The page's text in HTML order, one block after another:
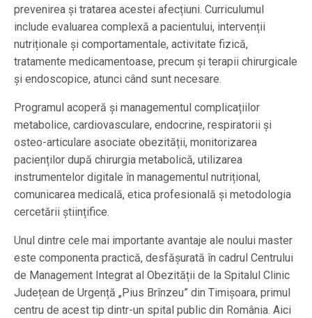
prevenirea și tratarea acestei afecțiuni. Curriculumul
include evaluarea complexă a pacientului, intervenții
nutriționale și comportamentale, activitate fizică,
tratamente medicamentoase, precum și terapii chirurgicale
și endoscopice, atunci când sunt necesare.
Programul acoperă și managementul complicațiilor
metabolice, cardiovasculare, endocrine, respiratorii și
osteo-articulare asociate obezității, monitorizarea
pacienților după chirurgia metabolică, utilizarea
instrumentelor digitale în managementul nutrițional,
comunicarea medicală, etica profesională și metodologia
cercetării științifice.
Unul dintre cele mai importante avantaje ale noului master
este componenta practică, desfășurată în cadrul Centrului
de Management Integrat al Obezității de la Spitalul Clinic
Județean de Urgență „Pius Brînzeu” din Timișoara, primul
centru de acest tip dintr-un spital public din România. Aici